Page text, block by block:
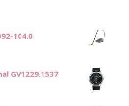
104.0
GV1229.1537